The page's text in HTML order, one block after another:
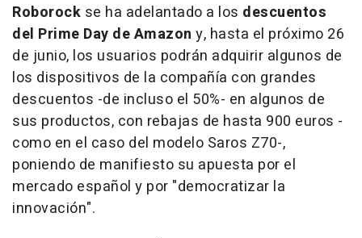
Roborock se ha adelantado a los descuentos
del Prime Day de Amazon y, hasta el próximo 26
de junio, los usuarios podrán adquirir algunos de
los dispositivos de la compañía con grandes
descuentos -de incluso el 50%- en algunos de
sus productos, con rebajas de hasta 900 euros -
como en el caso del modelo Saros Z70-,
poniendo de manifiesto su apuesta por el
mercado español y por "democratizar la
innovación".